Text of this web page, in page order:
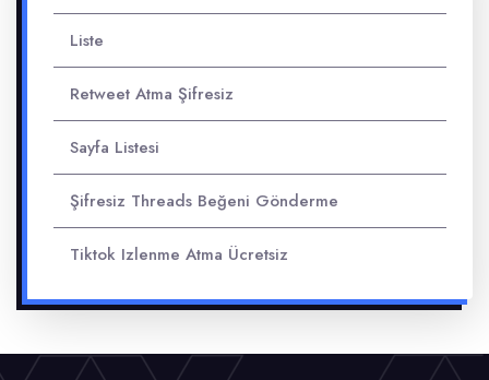
Liste
Retweet Atma Şifresiz
Sayfa Listesi
Şifresiz Threads Beğeni Gönderme
Tiktok Izlenme Atma Ücretsiz